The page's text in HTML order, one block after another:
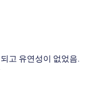
고 유연성이 없었음.